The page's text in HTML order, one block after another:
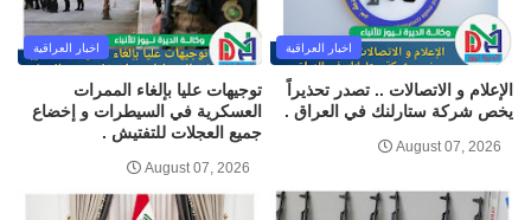
اخبار العراقية
الإعلام و الاتصالات .. تصدر تحذيراً
يخص شركة ستارلنك في العراق .
August 07, 2026
اخبار العراقية
توجيهات عليا بإلغاء الممرات
العسكرية في السيطرات و إخضاع
جميع العجلات للتفتيش .
August 07, 2026